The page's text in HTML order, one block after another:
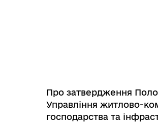
Про затвердження
Управління житлово-
господарства та